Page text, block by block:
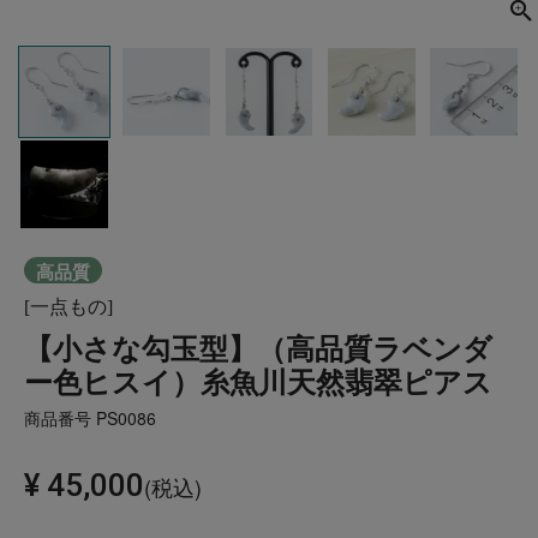
高品質
[一点もの]
【小さな勾玉型】（高品質ラベンダ
ー色ヒスイ）糸魚川天然翡翠ピアス
商品番号 PS0086
¥ 45,000 税込